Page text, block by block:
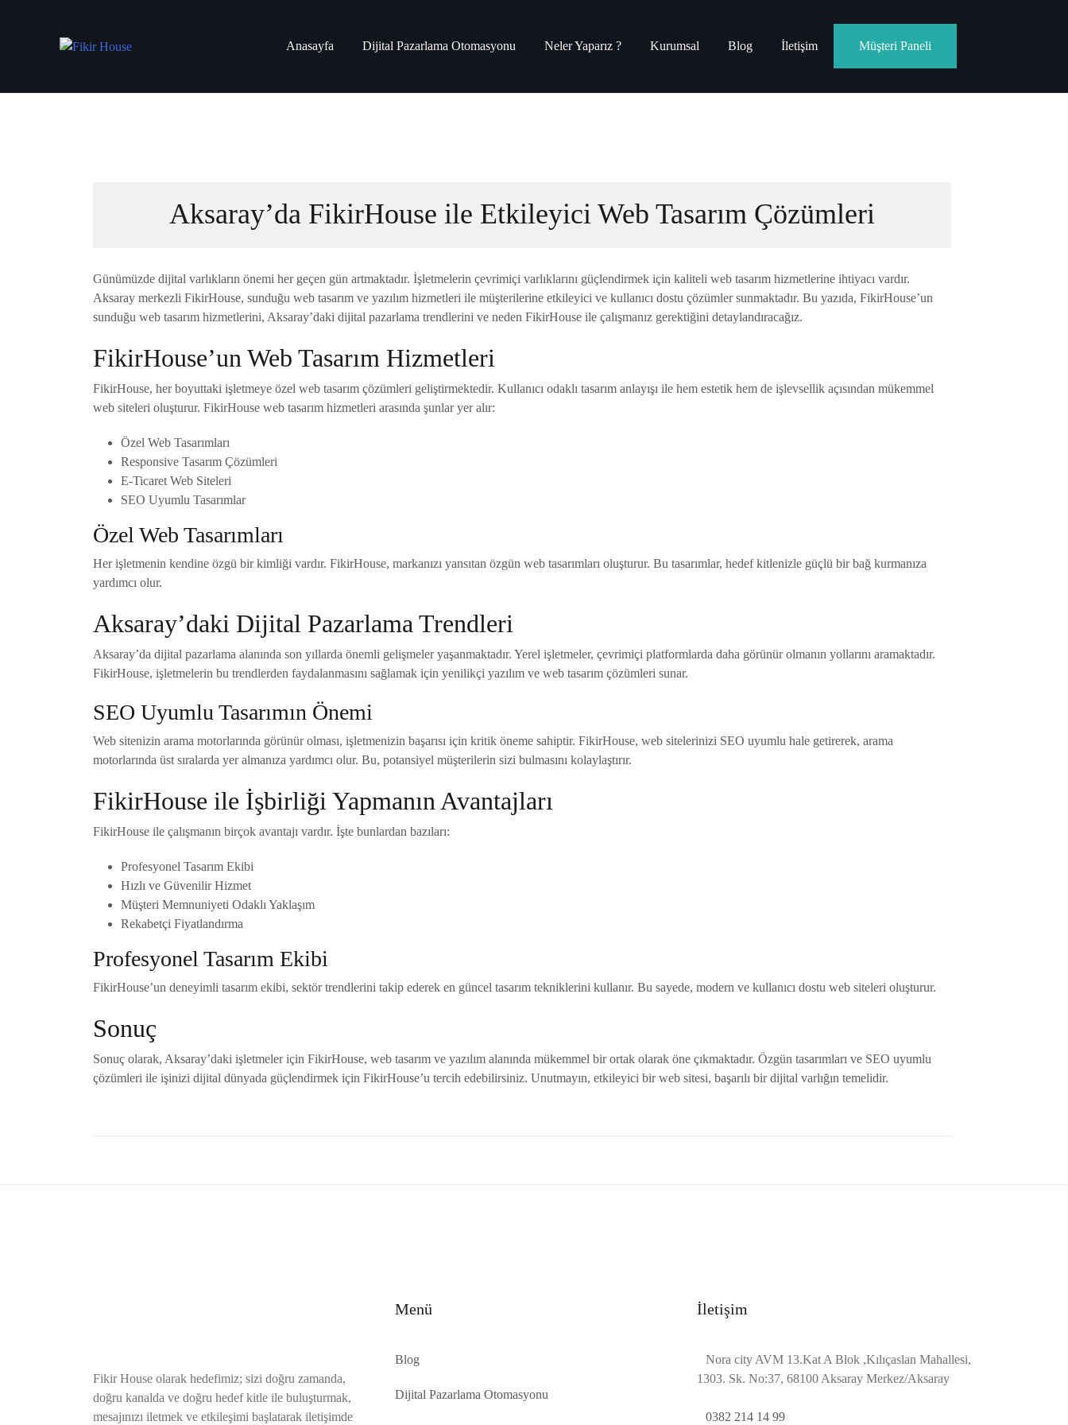
Anasayfa Dijital Pazarlama Otomasyonu Neler Yaparız ? Kurumsal Blog İletişim Müşteri Paneli
Aksaray’da FikirHouse ile Etkileyici Web Tasarım Çözümleri
Günümüzde dijital varlıkların önemi her geçen gün artmaktadır. İşletmelerin çevrimiçi varlıklarını güçlendirmek için kaliteli web tasarım hizmetlerine ihtiyacı vardır.
Aksaray merkezli FikirHouse, sunduğu web tasarım ve yazılım hizmetleri ile müşterilerine etkileyici ve kullanıcı dostu çözümler sunmaktadır. Bu yazıda, FikirHouse’un
sunduğu web tasarım hizmetlerini, Aksaray’daki dijital pazarlama trendlerini ve neden FikirHouse ile çalışmanız gerektiğini detaylandıracağız.
FikirHouse’un Web Tasarım Hizmetleri
FikirHouse, her boyuttaki işletmeye özel web tasarım çözümleri geliştirmektedir. Kullanıcı odaklı tasarım anlayışı ile hem estetik hem de işlevsellik açısından mükemmel
web siteleri oluşturur. FikirHouse web tasarım hizmetleri arasında şunlar yer alır:
Özel Web Tasarımları
Responsive Tasarım Çözümleri
E-Ticaret Web Siteleri
SEO Uyumlu Tasarımlar
Özel Web Tasarımları
Her işletmenin kendine özgü bir kimliği vardır. FikirHouse, markanızı yansıtan özgün web tasarımları oluşturur. Bu tasarımlar, hedef kitlenizle güçlü bir bağ kurmanıza
yardımcı olur.
Aksaray’daki Dijital Pazarlama Trendleri
Aksaray’da dijital pazarlama alanında son yıllarda önemli gelişmeler yaşanmaktadır. Yerel işletmeler, çevrimiçi platformlarda daha görünür olmanın yollarını aramaktadır.
FikirHouse, işletmelerin bu trendlerden faydalanmasını sağlamak için yenilikçi yazılım ve web tasarım çözümleri sunar.
SEO Uyumlu Tasarımın Önemi
Web sitenizin arama motorlarında görünür olması, işletmenizin başarısı için kritik öneme sahiptir. FikirHouse, web sitelerinizi SEO uyumlu hale getirerek, arama
motorlarında üst sıralarda yer almanıza yardımcı olur. Bu, potansiyel müşterilerin sizi bulmasını kolaylaştırır.
FikirHouse ile İşbirliği Yapmanın Avantajları
FikirHouse ile çalışmanın birçok avantajı vardır. İşte bunlardan bazıları:
Profesyonel Tasarım Ekibi
Hızlı ve Güvenilir Hizmet
Müşteri Memnuniyeti Odaklı Yaklaşım
Rekabetçi Fiyatlandırma
Profesyonel Tasarım Ekibi
FikirHouse’un deneyimli tasarım ekibi, sektör trendlerini takip ederek en güncel tasarım tekniklerini kullanır. Bu sayede, modern ve kullanıcı dostu web siteleri oluşturur.
Sonuç
Sonuç olarak, Aksaray’daki işletmeler için FikirHouse, web tasarım ve yazılım alanında mükemmel bir ortak olarak öne çıkmaktadır. Özgün tasarımları ve SEO uyumlu
çözümleri ile işinizi dijital dünyada güçlendirmek için FikirHouse’u tercih edebilirsiniz. Unutmayın, etkileyici bir web sitesi, başarılı bir dijital varlığın temelidir.
Fikir House olarak hedefimiz; sizi doğru zamanda,
doğru kanalda ve doğru hedef kitle ile buluşturmak,
mesajınızı iletmek ve etkileşimi başlatarak iletişimde
Menü
Blog
Dijital Pazarlama Otomasyonu
İletişim
Nora city AVM 13.Kat A Blok ,Kılıçaslan Mahallesi,
1303. Sk. No:37, 68100 Aksaray Merkez/Aksaray
0382 214 14 99